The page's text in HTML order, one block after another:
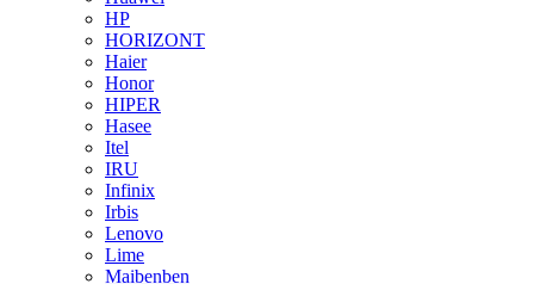
HP
HORIZONT
Haier
Honor
HIPER
Hasee
Itel
IRU
Infinix
Irbis
Lenovo
Lime
Maibenben